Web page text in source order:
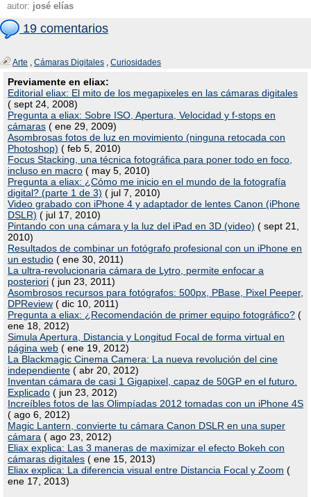
autor: josé elías
19 comentarios
Arte , Cámaras Digitales , Curiosidades
Previamente en eliax:
Editorial eliax: El mito de los megapixeles en las cámaras digitales
( sept 24, 2008)
Pregunta a eliax: Sobre ISO, Apertura, Velocidad y f-stops en
cámaras ( ene 29, 2009)
Asombrosas fotos de luz en movimiento (ninguna retocada con
Photoshop) ( feb 5, 2010)
Focus Stacking, una técnica fotográfica para poner todo en foco,
incluso en macro ( may 5, 2010)
Pregunta a eliax: ¿Cómo me inicio en el mundo de la fotografía
digital? (parte 1 de 3) ( jul 7, 2010)
Video grabado con iPhone 4 y adaptador de lentes Canon (iPhone
DSLR) ( jul 17, 2010)
Pintando con una cámara y la luz del iPad en 3D (video) ( sept 21,
2010)
Resultados de combinar un fotógrafo profesional con un iPhone en
un estudio ( ene 30, 2011)
La ultra-revolucionaria cámara de Lytro, permite enfocar a
posteriori ( jun 23, 2011)
Asombrosos recursos para fotógrafos: 500px, PBase, Pixel Peeper,
DPReview ( dic 10, 2011)
Pregunta a eliax: ¿Recomendación de primer equipo fotográfico? (
ene 18, 2012)
Simula Apertura, Distancia y Longitud Focal de forma virtual en
página web ( ene 19, 2012)
La Blackmagic Cinema Camera: La nueva revolución del cine
independiente ( abr 20, 2012)
Inventan cámara de casi 1 Gigapixel, capaz de 50GP en el futuro.
Explicado ( jun 23, 2012)
Increíbles fotos de las Olimpíadas 2012 tomadas con un iPhone 4S
( ago 6, 2012)
Magic Lantern, convierte tu cámara Canon DSLR en una super
cámara ( ago 23, 2012)
Eliax explica: Las 3 maneras de maximizar el efecto Bokeh con
cámaras digitales ( ene 15, 2013)
Eliax explica: La diferencia visual entre Distancia Focal y Zoom (
ene 17, 2013)